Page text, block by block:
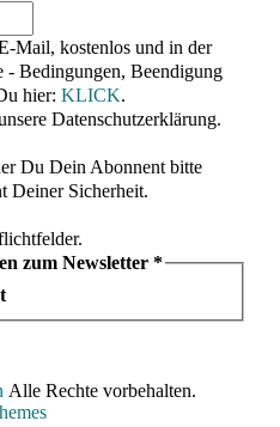
Mail, kostenlos und in der
- Bedingungen, Beendigung
hier: KLICK.
Datenschutzerklärung.
Du Dein Abonnent bitte
Deiner Sicherheit.
zum Newsletter *
Alle Rechte vorbehalten.